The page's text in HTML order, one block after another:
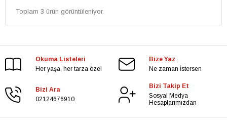
Toplam 3 ürün görüntüleniyor.
Okuma Listeleri
Her yaşa, her tarza özel
Bize Yaz
Ne zaman İstersen
Bizi Ara
02124676910
Bizi Takip Et
Sosyal Medya
Hesaplarımızdan